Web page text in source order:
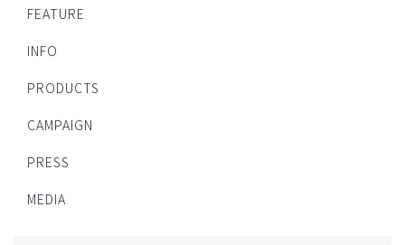
FEATURE
INFO
PRODUCTS
CAMPAIGN
PRESS
MEDIA